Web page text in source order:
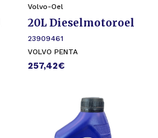
Volvo-Oel
20L Dieselmotoroel
23909461
VOLVO PENTA
257,42€